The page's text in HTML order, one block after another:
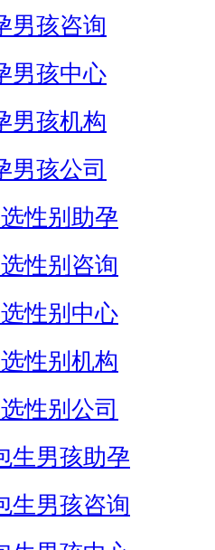
男孩咨询
男孩中心
男孩机构
男孩公司
性别助孕
性别咨询
性别中心
性别机构
性别公司
生男孩助孕
生男孩咨询